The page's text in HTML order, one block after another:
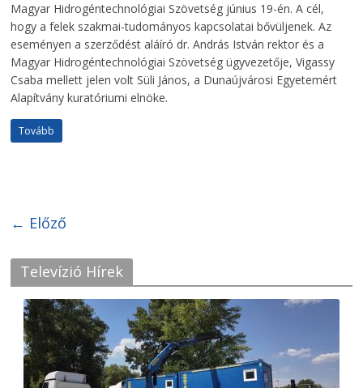
Magyar Hidrogéntechnológiai Szövetség június 19-én. A cél,
hogy a felek szakmai-tudományos kapcsolatai bővüljenek. Az
eseményen a szerződést aláíró dr. András István rektor és a
Magyar Hidrogéntechnológiai Szövetség ügyvezetője, Vigassy
Csaba mellett jelen volt Süli János, a Dunaújvárosi Egyetemért
Alapítvány kuratóriumi elnöke.
Tovább
← Előző
Televízió Hírek